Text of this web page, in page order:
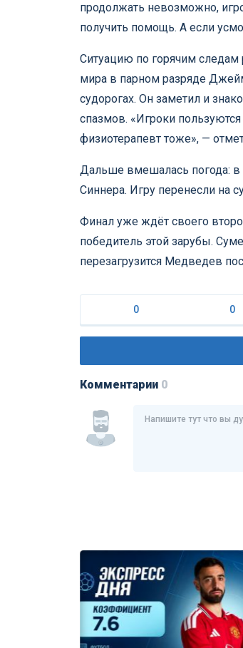
продолжать невозможно,
получить помощь. А если
Ситуацию по горячим следам
мира в парном разряде
судорогах. Он заметил и
спазмов. «Игроки
физиотерапевт тоже», —
Дальше вмешалась погода: в
Синнера. Игру перенесли на
Финал уже ждёт своего
победитель этой зарубы.
перезагрузится Медведев
0 0
Комментарии 0